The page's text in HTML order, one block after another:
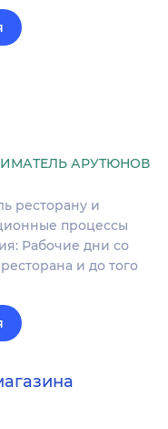
АРУТЮНОВ
ресторану и
процессы
Рабочие дни со
и до того